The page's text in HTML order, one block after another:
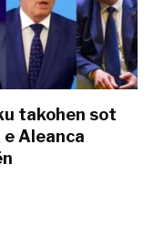
takohen sot
e Aleanca